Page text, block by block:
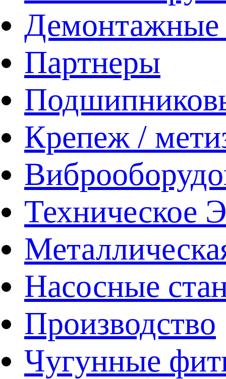
Демонтажные
Партнеры
Крепеж /
Техническое
Насосные
Производство
Чугунные